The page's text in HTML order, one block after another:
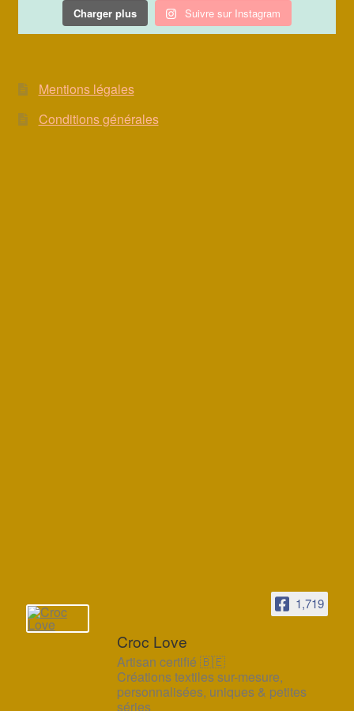
Charger plus Suivre sur Instagram
Mentions légales
Conditions générales
1,719
Croc Love
Artisan certifié 🇧🇪
Créations textiles sur-mesure,
personnalisées, uniques & petites
séries